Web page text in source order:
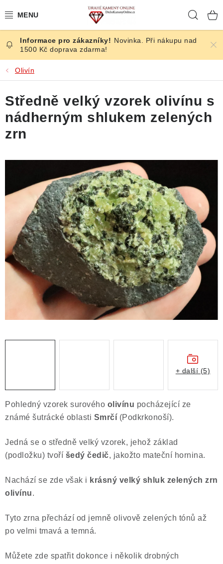
na
ČESKÉ KAMENY
ŠPERKY
KAMENY ZE SVĚTA
BROUŠENÉ
KRYSTALY
ČLÁNKY
NALEZIŠTĚ
NÁŠ PŘÍBĚH
VIDEOGALERIE
Výkup minerálů a drahých kamenů
Formulář pro odstoupení od smlouvy
Poučení o právu na odstoupení od smlouvy
Novinka. Při nákupu nad
1500 Kč doprava zdarma!
Olivín
Pohledný vzorek surového olivínu pocházející ze
známé šutrácké oblasti Smrčí (Podkrkonoší).
Jedná se o středně velký vzorek, jehož základ
(podložku) tvoří šedý čedič, jakožto mateční hornina.
Nachází se zde však i krásný velký shluk zelených zrn
olivínu.
Tyto zrna přechází od jemně olivově zelených tónů až
po velmi tmavá a temná.
Můžete zde spatřit dokonce i několik drobných
Středně velký vzorek olivínu s
nádherným shlukem zelených
zrn
+ další (5)